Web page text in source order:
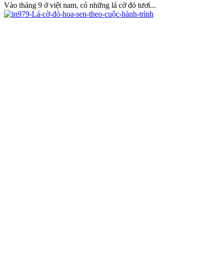
Vào tháng 9 ở việt nam, có những lá cờ đỏ tươi...